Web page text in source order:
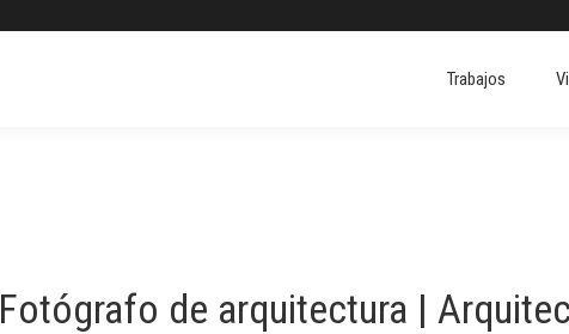
Trabajos
Fotógrafo de arquitectura |